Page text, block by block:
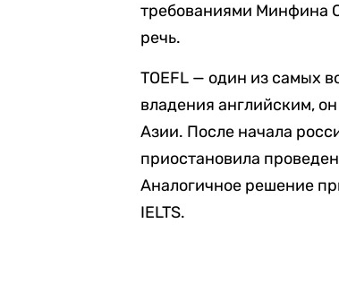
требованиями Минфина
речь.
TOEFL — один из самых
владения английским,
Азии. После начала
приостановила
Аналогичное решение
IELTS.